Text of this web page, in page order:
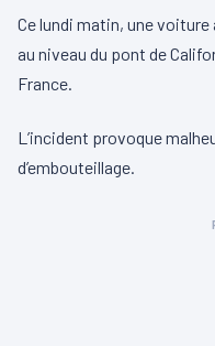
Ce lundi matin, une voiture
au niveau du pont de
France.
L’incident provoque
d’embouteillage.